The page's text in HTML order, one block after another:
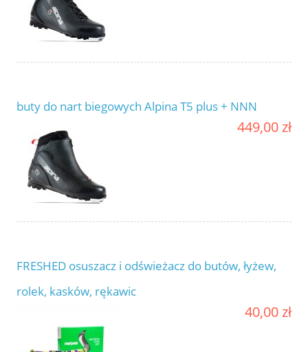
buty do nart biegowych Alpina T5 plus + NNN
449,00 zł
FRESHED osuszacz i odświeżacz do butów, łyżew,
rolek, kasków, rękawic
40,00 zł